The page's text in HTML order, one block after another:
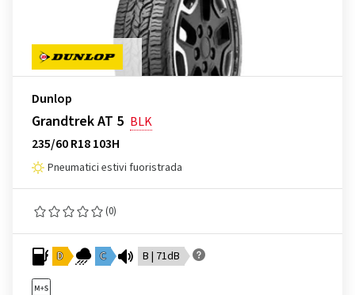
Dunlop
Grandtrek AT 5 BLK
235/60 R18 103H
Pneumatici estivi fuoristrada
(0)
D C B | 71dB